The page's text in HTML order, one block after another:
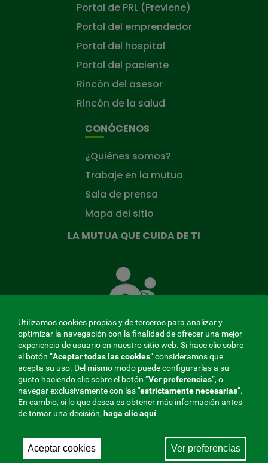
Portal de PRL (Previene)
Portal del emprendedor
Portal del hospital
Portal del paciente
Rincón del asesor
Rincón de la salud
CONÓCENOS
¿Quiénes somos?
Trabaje en la mutua
Sala de prensa
Mapa del sitio
LA MUTUA QUE CUIDA DE TI
Mutua
que
ti
MENÚ
REDES
SOCIALES
V20
Aviso legal|Privacidad
Mutua Colaboradora con la Seguridad Social, 275.
Utilizamos cookies propias y de terceros para analizar y
optimizar la navegación con la finalidad de ofrecer una mejor
experiencia de usuario en nuestro sitio web. Si hace clic sobre
el botón “Aceptar todas las cookies” consideramos que
acepta su uso. Del mismo modo puede configurarlas a su
gusto haciendo clic sobre el botón ”Ver preferencias”, o
navegar exclusivamente con las"estrictamentenecesarias”.
En cambio, si lo que desea es obtener más información antes
de tomar una decisión, haga clic aquí.
Aceptar cookies Ver preferencias